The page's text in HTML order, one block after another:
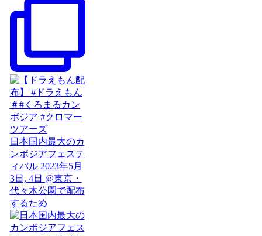
日本国内最大のカ
ンボジアフェステ
ィバル 2023年5月
3日, 4日 @東京・
代々木公園で配布
するため